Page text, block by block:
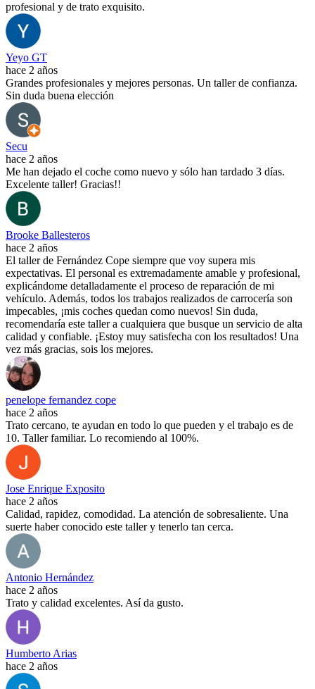
profesional y de trato exquisito.
Yeyo GT
hace 2 años
Grandes profesionales y mejores personas. Un taller de confianza.
Sin duda buena elección
Secu
hace 2 años
Me han dejado el coche como nuevo y sólo han tardado 3 días.
Excelente taller! Gracias!!
Brooke Ballesteros
hace 2 años
El taller de Fernández Cope siempre que voy supera mis
expectativas. El personal es extremadamente amable y profesional,
explicándome detalladamente el proceso de reparación de mi
vehículo. Además, todos los trabajos realizados de carrocería son
impecables, ¡mis coches quedan como nuevos! Sin duda,
recomendaría este taller a cualquiera que busque un servicio de alta
calidad y confiable. ¡Estoy muy satisfecha con los resultados! Una
vez más gracias, sois los mejores.
penelope fernandez cope
hace 2 años
Trato cercano, te ayudan en todo lo que pueden y el trabajo es de
10. Taller familiar. Lo recomiendo al 100%.
Jose Enrique Exposito
hace 2 años
Calidad, rapidez, comodidad. La atención de sobresaliente. Una
suerte haber conocido este taller y tenerlo tan cerca.
Antonio Hernández
hace 2 años
Trato y calidad excelentes. Así da gusto.
Humberto Arias
hace 2 años